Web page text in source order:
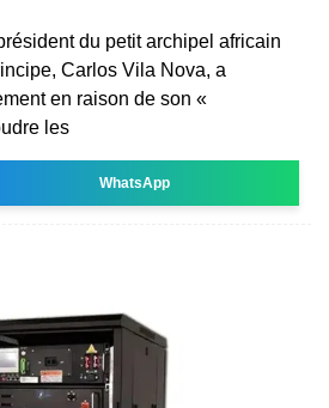
du petit archipel africain
Carlos Vila Nova, a
en raison de son «
les
WhatsApp